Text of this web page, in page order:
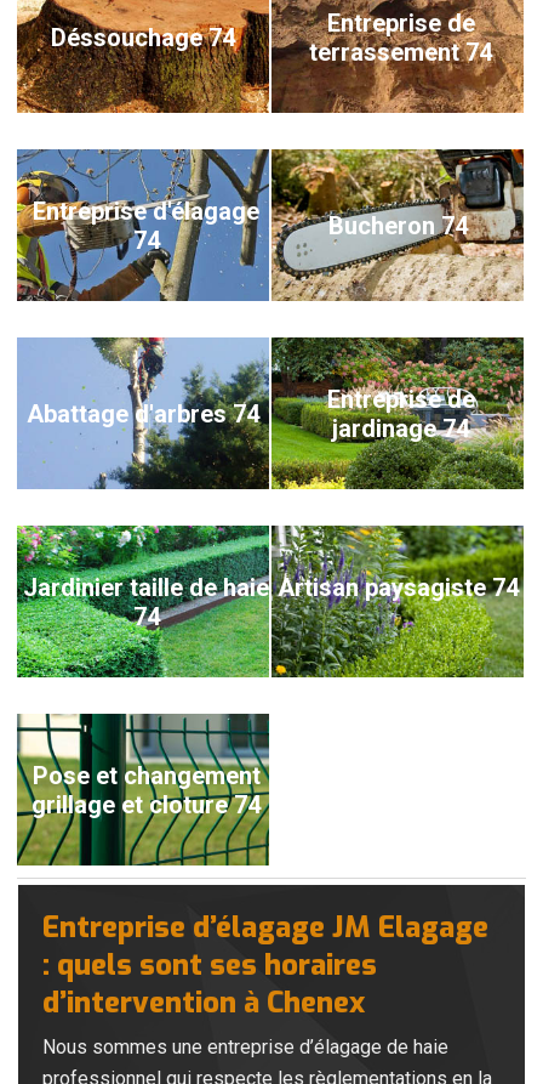
Déssouchage 74
Entreprise de
terrassement 74
Entreprise d'élagage
74
Bucheron 74
Abattage d'arbres 74
Entreprise de
jardinage 74
Jardinier taille de haie
74
Artisan paysagiste 74
Pose et changement
grillage et cloture 74
Entreprise d’élagage JM Elagage
: quels sont ses horaires
d’intervention à Chenex
Nous sommes une entreprise d’élagage de haie
professionnel qui respecte les règlementations en la